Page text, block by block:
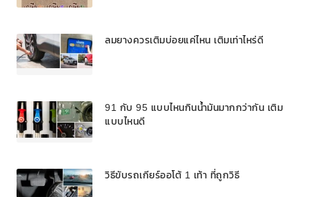
ลมยางควรเติมบ่อยแค่ไหน เติมเท่าไหร่ดี
91 กับ 95 แบบไหนกินน้ำมันมากกว่ากัน เติม
แบบไหนดี
วิธีขับรถเกียร์ออโต้ 1 เท้า ที่ถูกวิธี